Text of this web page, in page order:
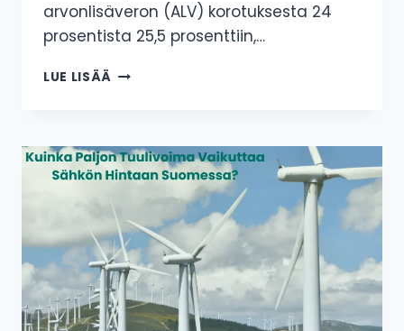
arvonlisäveron (ALV) korotuksesta 24
prosentista 25,5 prosenttiin,…
LUE LISÄÄ KUINKA
VAIHDETUN
SÄHKÖLASKUSI
?